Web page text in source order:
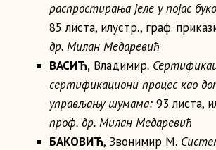
распростирања јеле у појас
85 листа, илустр., граф.
др. Милан Медаревић
ВАСИЋ, Владимир.
сертификациони процес као
управљању шумама: 93 листа,
проф. др. Милан Медаревић
БАКОВИЋ, Звонимир M.